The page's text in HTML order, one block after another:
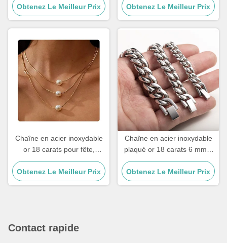
Pendentif Chaînes
Obtenez Le Meilleur Prix
pouces
Obtenez Le Meilleur Prix
Chaîne en acier inoxydable
or 18 carats pour fête,
remplie d'or, colliers à trois
couches, pendentif perle,
17,72 pouces
Obtenez Le Meilleur Prix
Chaîne en acier inoxydable
plaqué or 18 carats 6 mm 8
mm, chaîne gourmette
cubaine argentée de
plusieurs tailles
Obtenez Le Meilleur Prix
Contact rapide